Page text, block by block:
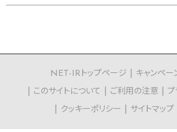
NET-IRトップページ キャンペー
このサイトについて
ご利用の注意
クッキーポリシー
サイトマップ